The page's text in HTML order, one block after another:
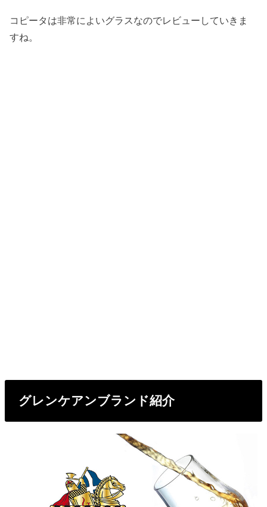
コピータは非常によいグラスなのでレビューしていきま
すね。
グレンケアンブランド紹介